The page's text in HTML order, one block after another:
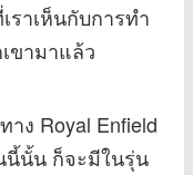
ราเห็นกับการทำ
ขามาแล้ว
ง Royal Enfield
นี้นั้น ก็จะมีในรุ่น